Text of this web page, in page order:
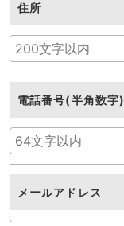
住所
電話番号(半角数字)
メールアドレス